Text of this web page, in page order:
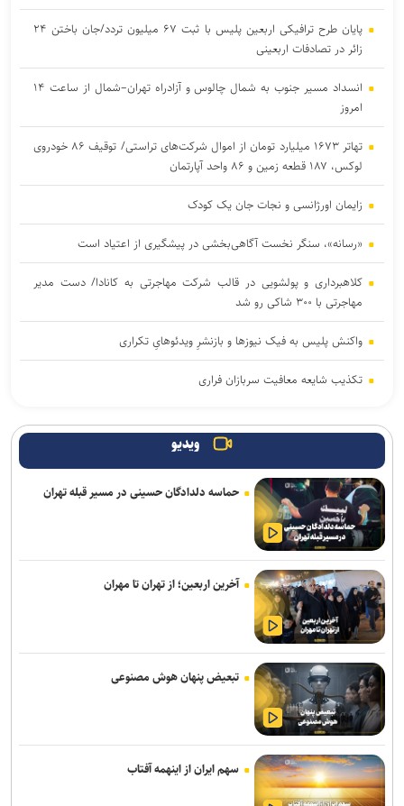
پایان طرح ترافیکی اربعین پلیس با ثبت ۶۷ میلیون تردد/جان باختن ۲۴
زائر در تصادفات اربعینی
انسداد مسیر جنوب به شمال چالوس و آزادراه تهران–شمال از ساعت ۱۴
امروز
تهاتر ۱۶۷۳ میلیارد تومان از اموال شرکت‌های تراستی/ توقیف ۸۶ خودروی
لوکس، ۱۸۷ قطعه زمین و ۸۶ واحد آپارتمان
زایمان اورژانسی و نجات جان یک کودک
«رسانه»، سنگر نخست آگاهی‌بخشی در پیشگیری از اعتیاد است
کلاهبرداری و پولشویی در قالب شرکت مهاجرتی به کانادا/ دست مدیر
مهاجرتی با ۳۰۰ شاکی رو شد
واکنش پلیس به فیک نیوزها و بازنشرِ ویدئوهایِ تکراری
تکذیب شایعه معافیت سربازان فراری
شعله‌های آتش جان باختند
امروز پنجشنبه نبض ترافیک پایتخت به آرامی می‌زند
هدف‌گذاری شده است
از کشورهای مختلف خدمت‌رسانی کرد
تصادف زنجیره‌ای ۱۲ خودرو با ۱۹ مصدوم در محور یاسوج–اصفهان/ علت
حادثه در دست بررسی است
سامانه تخصصی قوانین تأمین اجتماعی راه‌اندازی شد
افزایش احتمال انتقال بیماری‌های مشترک بین انسان و حیوان با قاچاق
دام/ کنترل تب دنگی از مالاریا دشوارتر است
ویدیو
حماسه دلدادگان حسینی در مسیر قبله تهران
آخرین اربعین؛ از تهران تا مهران
تبعیض پنهان هوش مصنوعی
سهم ایران از اینهمه آفتاب